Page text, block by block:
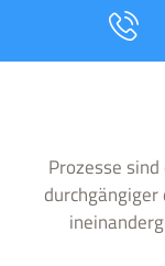
Prozesse